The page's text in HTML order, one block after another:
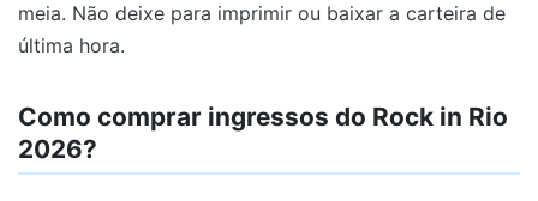
meia. Não deixe para imprimir ou baixar a carteira de
última hora.
Como comprar ingressos do Rock in Rio
2026?